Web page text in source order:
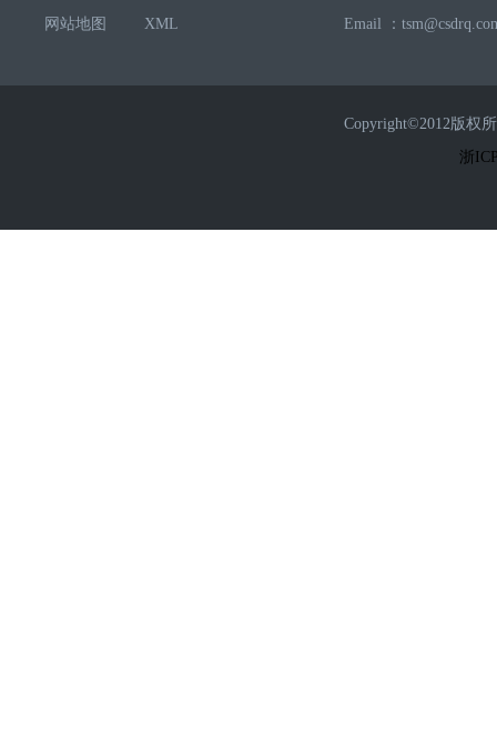
网站地图
XML
Email ：
Copyright©2012版权
浙